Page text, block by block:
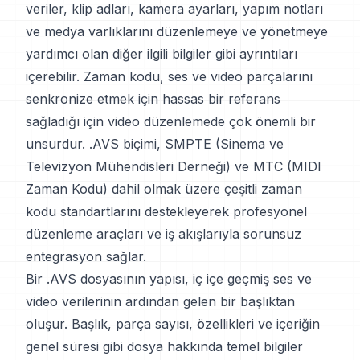
veriler, klip adları, kamera ayarları, yapım notları
ve medya varlıklarını düzenlemeye ve yönetmeye
yardımcı olan diğer ilgili bilgiler gibi ayrıntıları
içerebilir. Zaman kodu, ses ve video parçalarını
senkronize etmek için hassas bir referans
sağladığı için video düzenlemede çok önemli bir
unsurdur. .AVS biçimi, SMPTE (Sinema ve
Televizyon Mühendisleri Derneği) ve MTC (MIDI
Zaman Kodu) dahil olmak üzere çeşitli zaman
kodu standartlarını destekleyerek profesyonel
düzenleme araçları ve iş akışlarıyla sorunsuz
entegrasyon sağlar.
Bir .AVS dosyasının yapısı, iç içe geçmiş ses ve
video verilerinin ardından gelen bir başlıktan
oluşur. Başlık, parça sayısı, özellikleri ve içeriğin
genel süresi gibi dosya hakkında temel bilgiler